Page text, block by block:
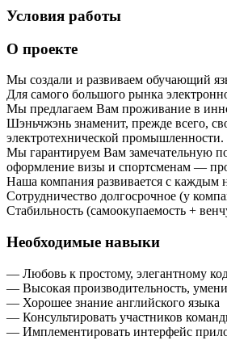
Условия работы
О проекте
Мы создали и развиваем обучающий
Для самого большого рынка
Мы предлагаем Вам проживание в
Шэньчжэнь знаменит, прежде всего,
электротехнической промышленности.
Мы гарантируем Вам замечательную
оформление визы и спортсменам —
Наша компания развивается с
Сотрудничество долгосрочное (у
Стабильность (самоокупаемость +
Необходимые навыки
— Любовь к простому, элегантному
— Высокая производительность,
— Хорошее знание английского языка
— Консультировать участников
— Имплементировать интерфейс